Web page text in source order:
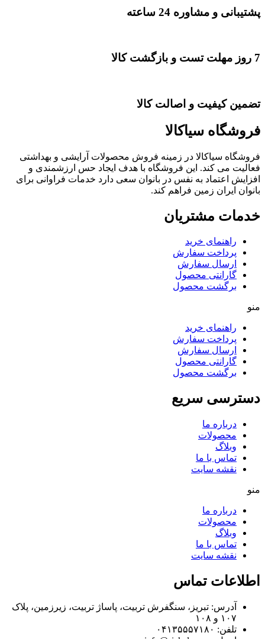
پشتیبانی و مشاوره 24 ساعته
7 روز مهلت تست و بازگشت کالا
تضمین کیفیت و اصالت کالا
فروشگاه سیاکالا
فروشگاه سیاکالا در زمینه فروش محصولات آرایشی و بهداشتی
فعالیت می کند. این فروشگاه با هدف ایجاد حس ارزشمندی و
افزایش اعتماد به نفس در بانوان سعی دارد خدمات فراوانی برای
بانوان ایران زمین فراهم کند.
خدمات مشتریان
راهنمای خرید
پرداخت سفارش
ارسال سفارش
گارانتی محصول
برگشت محصول
منو
راهنمای خرید
پرداخت سفارش
ارسال سفارش
گارانتی محصول
برگشت محصول
دسترسی سریع
درباره ما
محصولات
وبلاگ
تماس با ما
نقشه سایت
منو
درباره ما
محصولات
وبلاگ
تماس با ما
نقشه سایت
اطلاعات تماس
آدرس: تبریز، سنگفرش تربیت، پاساژ تربیت، زیرزمین، پلاک
۱۰۷ و ۱۰۸
تلفن: ۰۴۱۳۵۵۵۷۱۸۰